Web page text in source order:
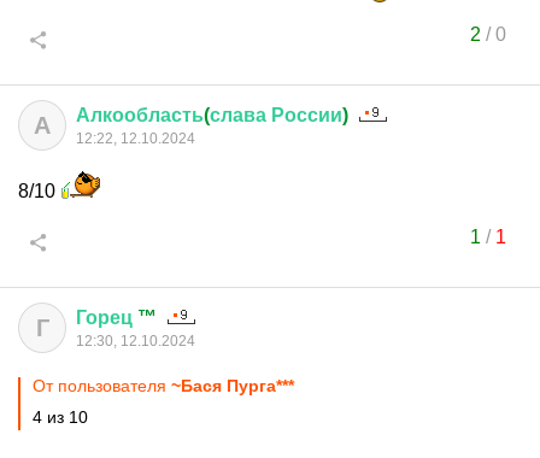
2 /0
А Алкообласть(слава России)
12:22, 12.10.2024
8/10
1 / 1
Г Горец ™
12:30, 12.10.2024
От пользователя ~Бася Пурга***
4 из 10